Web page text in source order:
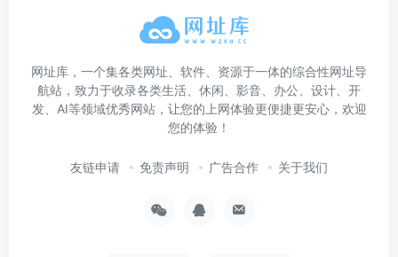
网址库，一个集各类网址、软件、资源于一体的综合性网址导
航站，致力于收录各类生活、休闲、影音、办公、设计、开
发、AI等领域优秀网站，让您的上网体验更便捷更安心，欢迎
您的体验！
友链申请 免责声明 广告合作 关于我们